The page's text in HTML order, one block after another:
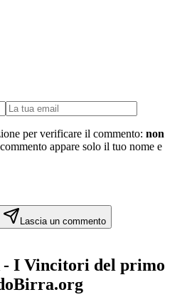
per verificare il commento: non
appare solo il tuo nome e
Lascia un commento
I Vincitori del primo